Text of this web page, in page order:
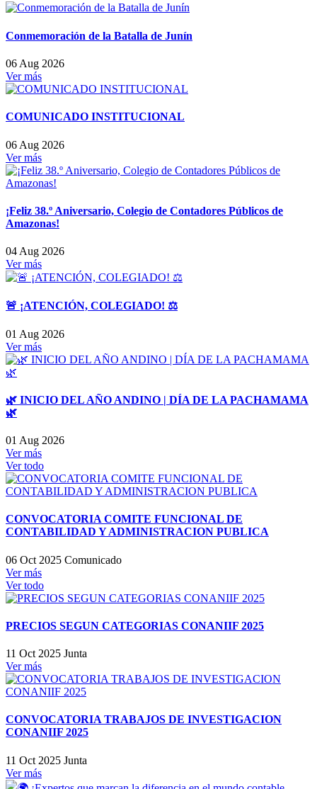
Conmemoración de la Batalla de Junín
06 Aug 2026
Ver más
COMUNICADO INSTITUCIONAL
06 Aug 2026
Ver más
¡Feliz 38.º Aniversario, Colegio de Contadores Públicos de
Amazonas!
04 Aug 2026
Ver más
🚨 ¡ATENCIÓN, COLEGIADO! ⚖️
01 Aug 2026
Ver más
🌿 INICIO DEL AÑO ANDINO | DÍA DE LA PACHAMAMA
🌿
01 Aug 2026
Ver más
Ver todo
CONVOCATORIA COMITE FUNCIONAL DE
CONTABILIDAD Y ADMINISTRACION PUBLICA
06 Oct 2025 Comunicado
Ver más
Ver todo
PRECIOS SEGUN CATEGORIAS CONANIIF 2025
11 Oct 2025 Junta
Ver más
CONVOCATORIA TRABAJOS DE INVESTIGACION
CONANIIF 2025
11 Oct 2025 Junta
Ver más